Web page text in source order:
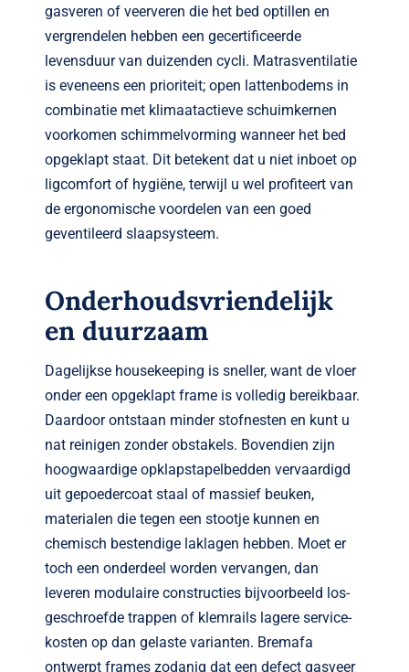
gasveren of veer­veren die het bed optillen en
vergrendelen hebben een gecertificeerde
levensduur van duizenden cycli. Matras­ventilatie
is eveneens een prioriteit; open lattenbodems in
combinatie met klimaatactieve schuim­kernen
voorkomen schimmelvorming wanneer het bed
opgeklapt staat. Dit betekent dat u niet inboet op
ligcomfort of hygiëne, terwijl u wel profiteert van
de ergonomische voordelen van een goed
geventileerd slaapsysteem.
Onderhoudsvriendelijk
en duurzaam
Dagelijkse housekeeping is sneller, want de vloer
onder een opgeklapt frame is volledig bereikbaar.
Daardoor ontstaan minder stofnesten en kunt u
nat reinigen zonder obstakels. Bovendien zijn
hoogwaardige opklapstapelbedden vervaardigd
uit gepoedercoat staal of massief beuken,
materialen die tegen een stootje kunnen en
chemisch bestendige laklagen hebben. Moet er
toch een onderdeel worden vervangen, dan
leveren modulaire constructies bijvoorbeeld los­
geschroefde trappen of klemrails lagere service­
kosten op dan gelaste varianten. Bremafa
ontwerpt frames zodanig dat een defect gasveer